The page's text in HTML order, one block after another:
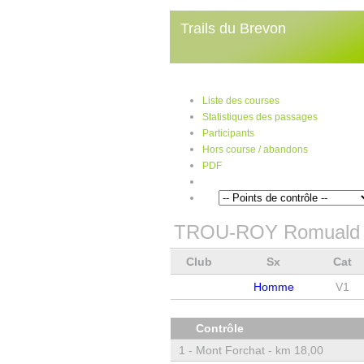
Trails du Brevon
Liste des courses
Statistiques des passages
Participants
Hors course / abandons
PDF
TROU-ROY Romuald
Club Sx
Cat
Homme
V1
Contrôle
1 - Mont Forchat - km 18,00